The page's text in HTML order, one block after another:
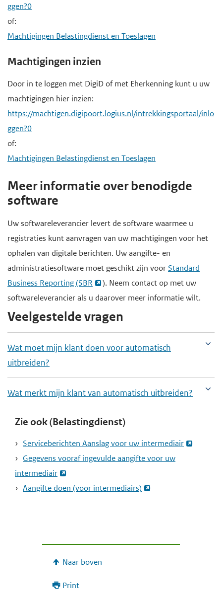
ggen?0
of:
Machtigingen Belastingdienst en Toeslagen
Machtigingen inzien
Door in te loggen met DigiD of met Eherkenning kunt u uw
machtigingen hier inzien:
https://machtigen.digipoort.logius.nl/intrekkingsportaal/inlo
ggen?0
of:
Machtigingen Belastingdienst en Toeslagen
Meer informatie over benodigde
software
Uw softwareleverancier levert de software waarmee u
registraties kunt aanvragen van uw machtigingen voor het
ophalen van digitale berichten. Uw aangifte- en
administratiesoftware moet geschikt zijn voor Standard
Business Reporting (SBR
). Neem contact op met uw
softwareleverancier als u daarover meer informatie wilt.
Veelgestelde vragen
Wat moet mijn klant doen voor automatisch
uitbreiden?
Wat merkt mijn klant van automatisch uitbreiden?
Zie ook (Belastingdienst)
Serviceberichten Aanslag voor uw intermediair
Gegevens vooraf ingevulde aangifte voor uw
intermediair
Aangifte doen (voor intermediairs)
Naar boven
Print